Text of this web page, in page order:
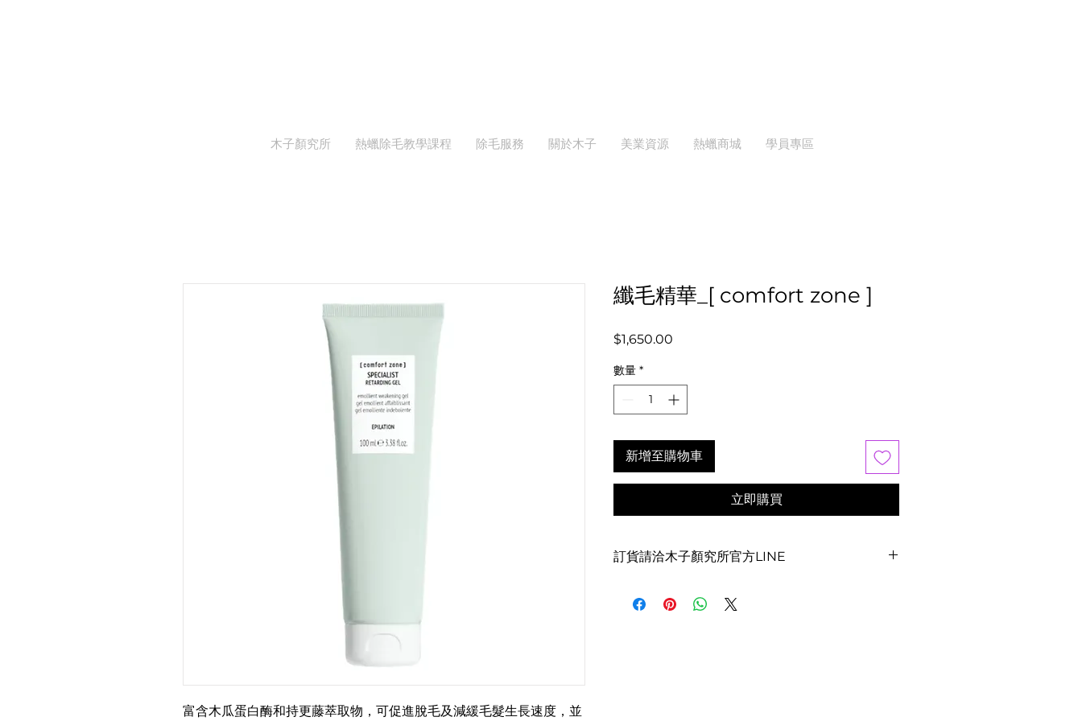
木子顏究所 熱蠟除毛教學課程 除毛服務 關於木子 美業資源 熱蠟商城 學員專區
富含木瓜蛋白酶和持更藤萃取物，可促進脫毛及減緩毛髮生長速度，並
纖毛精華_[ comfort zone ]
$1,650.00
數量 *
新增至購物車
立即購買
訂貨請洽木子顏究所官方LINE